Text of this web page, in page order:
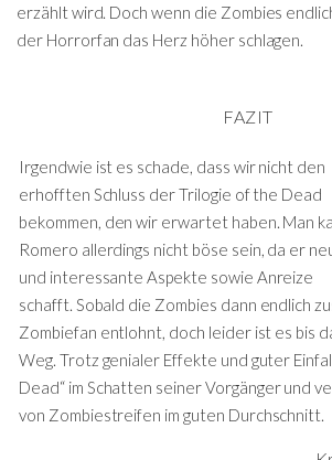
erzählt wird. Doch wenn die Zombies
der Horrorfan das Herz höher schlagen.
FAZIT
Irgendwie ist es schade, dass wir nicht den
erhofften Schluss der Trilogie of the Dead
bekommen, den wir erwartet haben. Man
Romero allerdings nicht böse sein, da er
und interessante Aspekte sowie Anreize
schafft. Sobald die Zombies dann endlich
Zombiefan entlohnt, doch leider ist es bis
Weg. Trotz genialer Effekte und guter
Dead“ im Schatten seiner Vorgänger und
von Zombiestreifen im guten Durchschnitt.